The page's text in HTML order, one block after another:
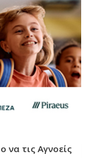
να τις Αγνοείς